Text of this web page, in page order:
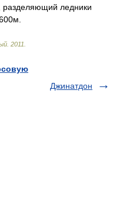
разделяющий ледники
2011
Джинатдон